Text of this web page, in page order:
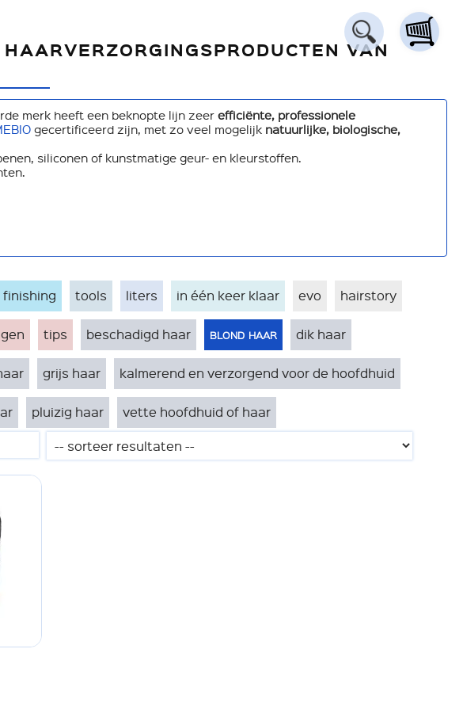
VAN
merk heeft een beknopte lijn zeerefficiënte, professionele
gecertificeerd zijn, met zo veel mogelijk natuurlijke, biologische,
siliconen of kunstmatige geur- en kleurstoffen.
finishing tools liters in één keer klaar evo hairstory
tips beschadigd haar blond haar dik haar
grijs haar kalmerend en verzorgend voor de hoofdhuid
pluizig haar vette hoofdhuid of haar